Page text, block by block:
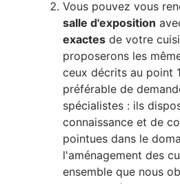
Vous pouvez vous
salle d'exposition
exactes de votre
proposerons les
ceux décrits au point
préférable de
spécialistes : ils
connaissance et de
pointues dans le
l'aménagement des
ensemble que nous